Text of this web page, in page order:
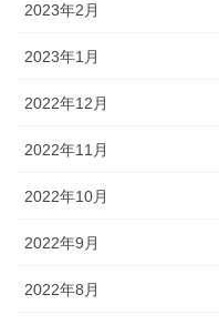
2023年2月
2023年1月
2022年12月
2022年11月
2022年10月
2022年9月
2022年8月